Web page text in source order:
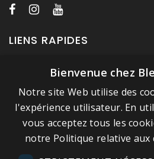
LIENS RAPIDES
A propos de Bleu Provence
Mentions légales
Conditions de vente
Nous contacter
Visitez notre Showroom
Bienvenue chez
Notre site Web utilise des
l'expérience utilisateur. En
vous acceptez tous les
notre Politique relative aux